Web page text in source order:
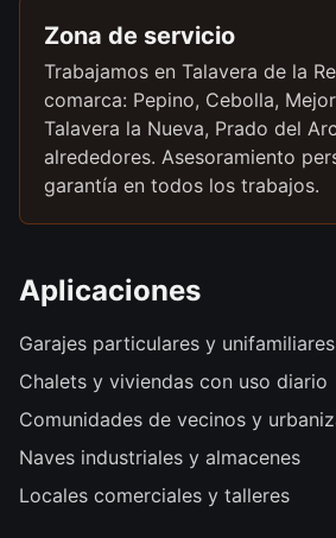
Zona de servicio
Trabajamos en Talavera de la
comarca: Pepino, Cebolla,
Talavera la Nueva, Prado del
alrededores. Asesoramiento
garantía en todos los trabajos.
Aplicaciones
Garajes particulares y unifamiliares
Chalets y viviendas con uso diario
Comunidades de vecinos y
Naves industriales y almacenes
Locales comerciales y talleres